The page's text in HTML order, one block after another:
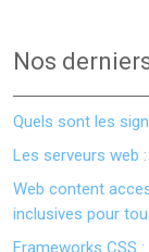
Nos
Quels sont les
Les serveurs web
Web content
inclusives pour
Frameworks CSS